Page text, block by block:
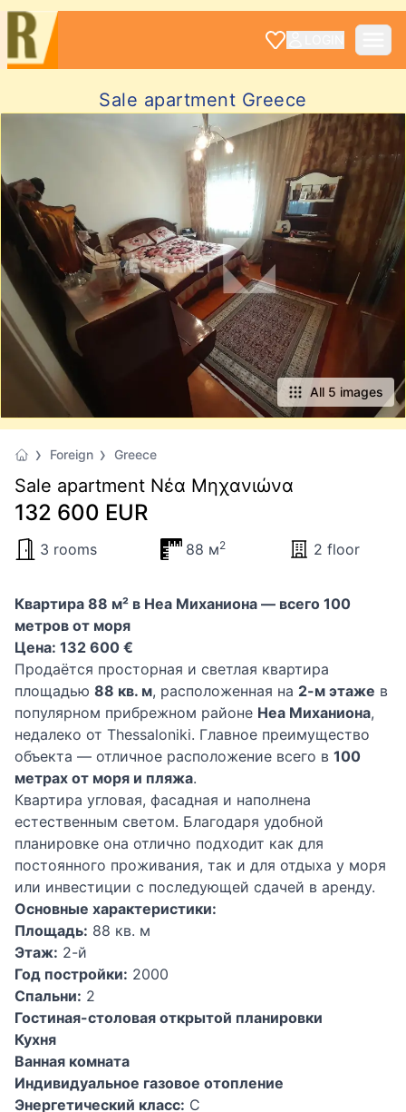
Sale apartment Greece
All 5 images
Foreign Greece
Sale apartment Νέα Μηχανιώνα
132 600 EUR
3 rooms 88 м2 2 floor
Квартира 88 м² в Неа Миханиона — всего 100
метров от моря
Цена: 132 600 €
Продаётся просторная и светлая квартира
площадью 88 кв. м, расположенная на 2-м этаже в
популярном прибрежном районе Неа Миханиона,
недалеко от Thessaloniki. Главное преимущество
объекта — отличное расположение всего в 100
метрах от моря и пляжа.
Квартира угловая, фасадная и наполнена
естественным светом. Благодаря удобной
планировке она отлично подходит как для
постоянного проживания, так и для отдыха у моря
или инвестиции с последующей сдачей в аренду.
Основные характеристики:
Площадь: 88 кв. м
Этаж: 2-й
Год постройки: 2000
Спальни: 2
Гостиная-столовая открытой планировки
Кухня
Ванная комната
Индивидуальное газовое отопление
Энергетический класс: C